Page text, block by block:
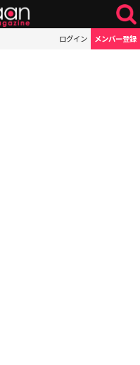
ログイン メンバー登録